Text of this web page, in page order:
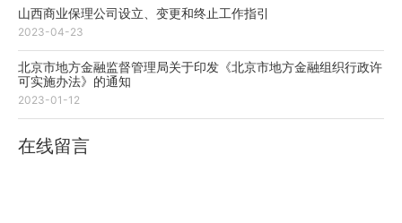
山西商业保理公司设立、变更和终止工作指引
2023-04-23
北京市地方金融监督管理局关于印发《北京市地方金融组织行政许
可实施办法》的通知
2023-01-12
在线留言